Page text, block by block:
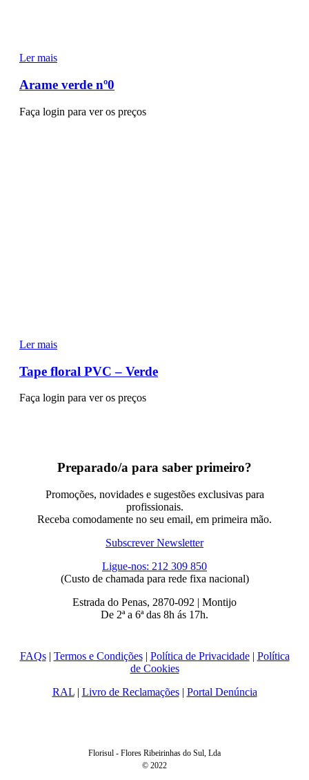
Ler mais
Arame verde nº0
Faça login para ver os preços
Ler mais
Tape floral PVC – Verde
Faça login para ver os preços
Preparado/a para saber primeiro?
Promoções, novidades e sugestões exclusivas para
profissionais.
Receba comodamente no seu email, em primeira mão.
Subscrever Newsletter
Ligue-nos: 212 309 850
(Custo de chamada para rede fixa nacional)
Estrada do Penas, 2870-092 | Montijo
De 2ª a 6ª das 8h ás 17h.
FAQs| Termos e Condições| Política de Privacidade| Política
de Cookies
RAL| Livro de Reclamações| Portal Denúncia
Florisul - Flores Ribeirinhas do Sul, Lda
© 2022